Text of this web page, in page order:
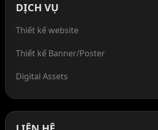
DỊCH VỤ
Thiết kế website
Thiết kế Banner/Poster
Digital Assets